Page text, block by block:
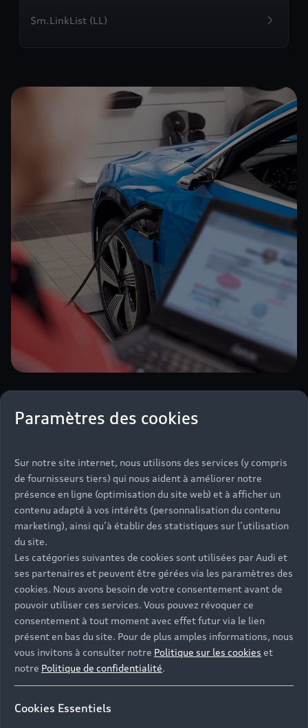
Paramètres des cookies
Sur notre site internet, nous utilisons des services (y compris
de fournisseurs tiers) qui nous aident à améliorer notre
présence en ligne (optimisation du site web) et à afficher un
contenu adapté à vos intérêts (personnalisation du contenu
marketing), ainsi qu’à établir des statistiques sur l’utilisation
du site.
Les catégories suivantes de cookies sont utilisées par Audi et
ses partenaires et peuvent être gérées via les paramètres des
cookies. Nous avons besoin de votre consentement avant de
pouvoir utiliser ces services. Vous pouvez révoquer ce
consentement à tout moment avec effet futur via le lien
présent en bas du site. Pour de plus amples informations, nous
vous invitons à consulter notre Politique sur les cookies et
notre Politique de confidentialité.
Cookies Essentiels
$m.LinkList (LL)
proposés par votre
Testé et validé par des
techniciens experts, votre
véhicule Audi d’occasion a reçu un
soin tout particulier. Vérifié sur
110 points de contrôles, il a pu
bénéficier d’un outillage de haute
technicité et de toute l’expertise
des techniciens Audi. Le
concessionnaire auto occasion
Audi peut ainsi vous faire
bénéficier d’une garantie jusqu’à